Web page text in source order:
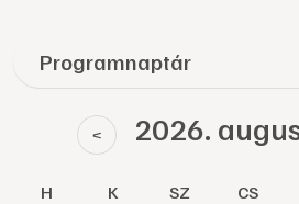
Programnaptár
< 2026.
H K SZ CS